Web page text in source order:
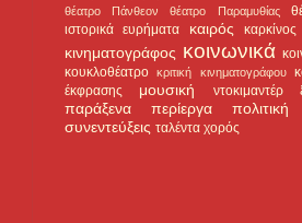
θέατρο Πάνθεον θέατρο Παραμυθίας
ιστορικά ευρήματα
καιρός καρκίνος
κινηματογράφος κοινωνικά
κουκλοθέατρο
κριτική κινηματογράφου
έκφρασης
μουσική ντοκιμαντέρ
παράξενα περίεργα πολιτική
συνεντεύξεις ταλέντα χορός